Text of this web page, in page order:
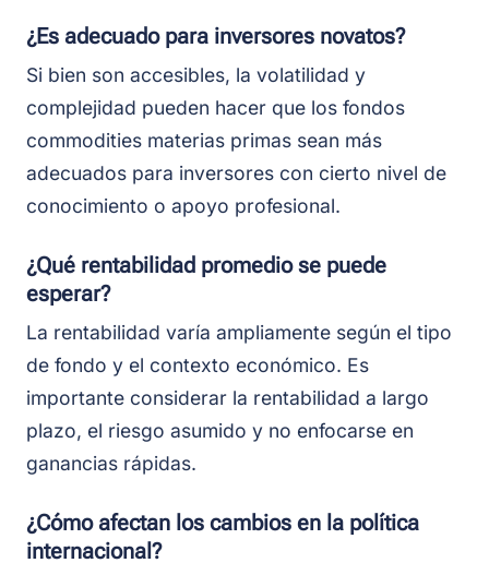
¿Es adecuado para inversores novatos?
Si bien son accesibles, la volatilidad y
complejidad pueden hacer que los fondos
commodities materias primas sean más
adecuados para inversores con cierto nivel de
conocimiento o apoyo profesional.
¿Qué rentabilidad promedio se puede
esperar?
La rentabilidad varía ampliamente según el tipo
de fondo y el contexto económico. Es
importante considerar la rentabilidad a largo
plazo, el riesgo asumido y no enfocarse en
ganancias rápidas.
¿Cómo afectan los cambios en la política
internacional?